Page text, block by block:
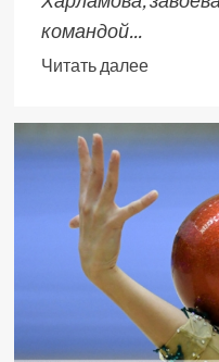
командой...
Читать далее